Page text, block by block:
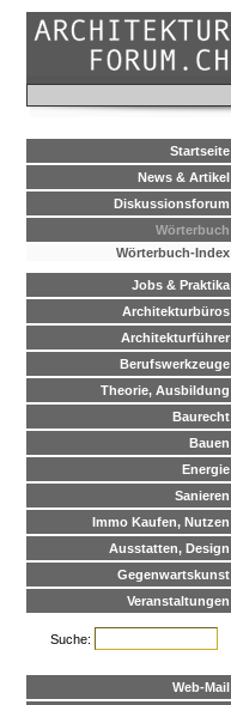
Startseite
News & Artikel
Diskussionsforum
Wörterbuch
Wörterbuch-Index
Jobs & Praktika
Architekturbüros
Architekturführer
Berufswerkzeuge
Theorie, Ausbildung
Baurecht
Bauen
Energie
Sanieren
Immo Kaufen, Nutzen
Ausstatten, Design
Gegenwartskunst
Veranstaltungen
Suche:
Web-Mail